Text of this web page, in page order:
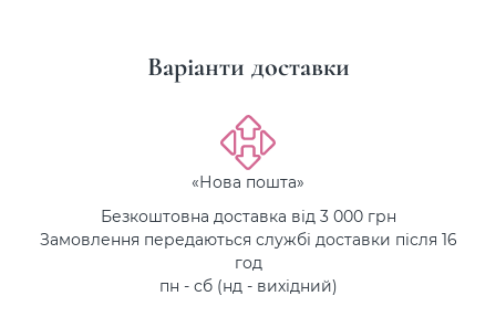
Варіанти доставки
«Нова пошта»
Безкоштовна доставка від 3 000 грн
Замовлення передаються службі доставки після 16
год
пн - сб (нд - вихідний)